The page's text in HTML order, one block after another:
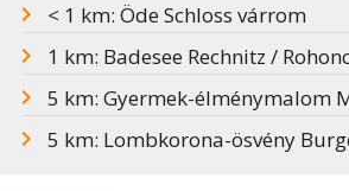
< 1 km: Öde Schloss várrom
1 km: Badesee Rechnitz /
5 km: Gyermek-élménymalom
5 km: Lombkorona-ösvény